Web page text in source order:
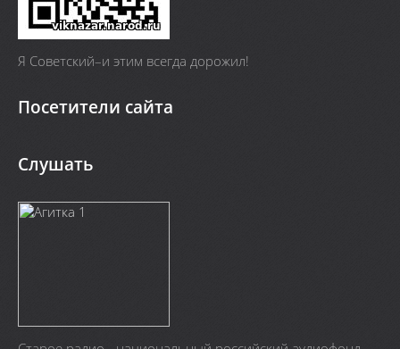
Я Cоветский–и этим всегда дорожил!
Посетители сайта
Слушать